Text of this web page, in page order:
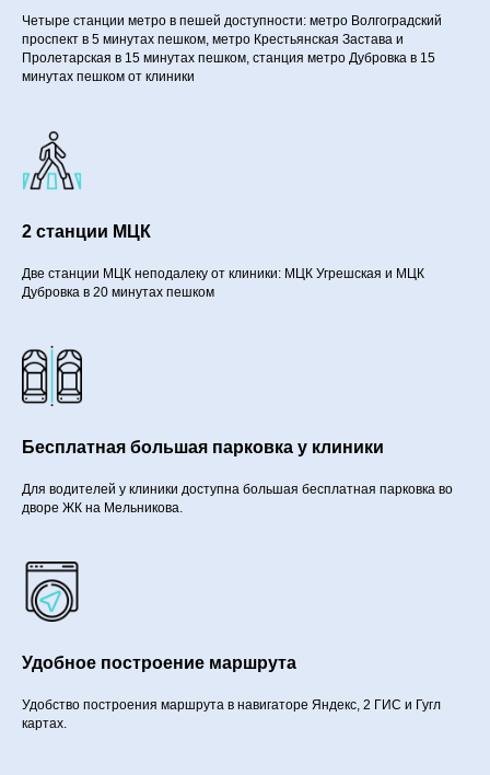
Четыре станции метро в пешей доступности: метро Волгоградский
проспект в 5 минутах пешком, метро Крестьянская Застава и
Пролетарская в 15 минутах пешком, станция метро Дубровка в 15
минутах пешком от клиники
2 станции МЦК
Две станции МЦК неподалеку от клиники: МЦК Угрешская и МЦК
Дубровка в 20 минутах пешком
Бесплатная большая парковка у клиники
Для водителей у клиники доступна большая бесплатная парковка во
дворе ЖК на Мельникова.
Удобное построение маршрута
Удобство построения маршрута в навигаторе Яндекс, 2 ГИС и Гугл
картах.